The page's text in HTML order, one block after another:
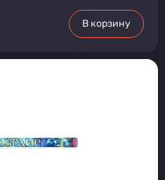
В корзину